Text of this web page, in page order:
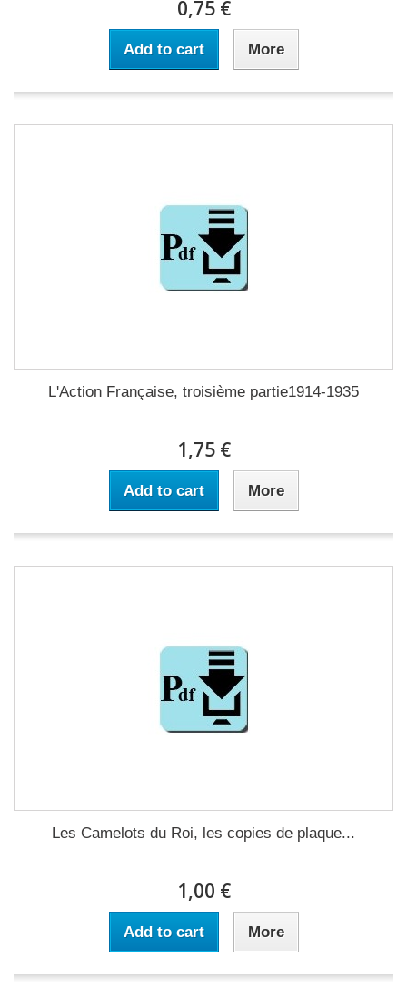
0,75 €
Add to cart More
L'Action Française, troisième partie1914-1935
1,75 €
Add to cart More
Les Camelots du Roi, les copies de plaque...
1,00 €
Add to cart More